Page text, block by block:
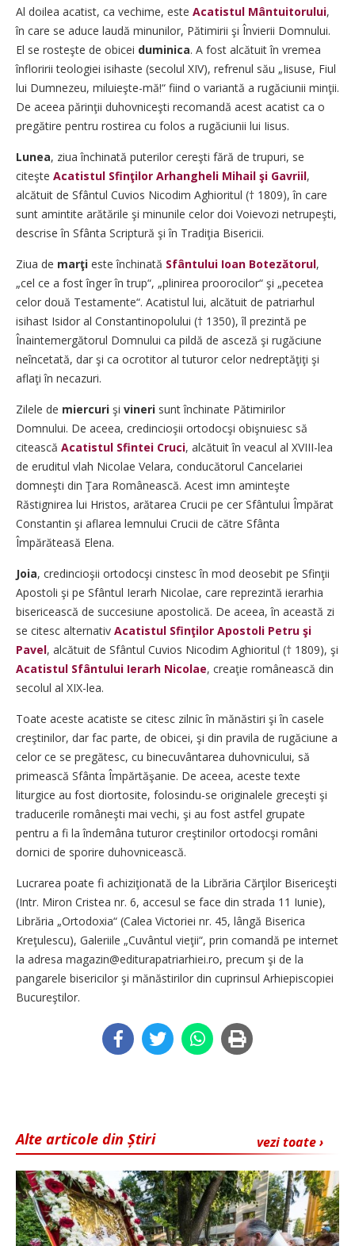
Al doilea acatist, ca vechime, este Acatistul Mântuitorului,
în care se aduce laudă minunilor, Pătimirii şi Învierii Domnului.
El se rosteşte de obicei duminica. A fost alcătuit în vremea
înfloririi teologiei isihaste (secolul XIV), refrenul său „Iisuse, Fiul
lui Dumnezeu, miluieşte-mă!“ fiind o variantă a rugăciunii minţii.
De aceea părinţii duhovniceşti recomandă acest acatist ca o
pregătire pentru rostirea cu folos a rugăciunii lui Iisus.
Lunea, ziua închinată puterilor cereşti fără de trupuri, se
citeşte Acatistul Sfinţilor Arhangheli Mihail şi Gavriil,
alcătuit de Sfântul Cuvios Nicodim Aghioritul († 1809), în care
sunt amintite arătările şi minunile celor doi Voievozi netrupeşti,
descrise în Sfânta Scriptură şi în Tradiţia Bisericii.
Ziua de marţi este închinată Sfântului Ioan Botezătorul,
„cel ce a fost înger în trup“, „plinirea proorocilor“ şi „pecetea
celor două Testamente“. Acatistul lui, alcătuit de patriarhul
isihast Isidor al Constantinopolului († 1350), îl prezintă pe
Înaintemergătorul Domnului ca pildă de asceză şi rugăciune
neîncetată, dar şi ca ocrotitor al tuturor celor nedreptăţiţi şi
aflaţi în necazuri.
Zilele de miercuri şi vineri sunt închinate Pătimirilor
Domnului. De aceea, credincioşii ortodocşi obişnuiesc să
citească Acatistul Sfintei Cruci, alcătuit în veacul al XVIII-lea
de eruditul vlah Nicolae Velara, conducătorul Cancelariei
domneşti din Ţara Românească. Acest imn aminteşte
Răstignirea lui Hristos, arătarea Crucii pe cer Sfântului Împărat
Constantin şi aflarea lemnului Crucii de către Sfânta
Împărăteasă Elena.
Joia, credincioşii ortodocşi cinstesc în mod deosebit pe Sfinţii
Apostoli şi pe Sfântul Ierarh Nicolae, care reprezintă ierarhia
bisericească de succesiune apostolică. De aceea, în această zi
se citesc alternativ Acatistul Sfinţilor Apostoli Petru şi
Pavel, alcătuit de Sfântul Cuvios Nicodim Aghioritul († 1809), şi
Acatistul Sfântului Ierarh Nicolae, creaţie românească din
secolul al XIX-lea.
Toate aceste acatiste se citesc zilnic în mănăstiri şi în casele
creştinilor, dar fac parte, de obicei, şi din pravila de rugăciune a
celor ce se pregătesc, cu binecuvântarea duhovnicului, să
primească Sfânta Împărtăşanie. De aceea, aceste texte
liturgice au fost diortosite, folosindu-se originalele greceşti şi
traducerile româneşti mai vechi, şi au fost astfel grupate
pentru a fi la îndemâna tuturor creştinilor ortodocşi români
dornici de sporire duhovnicească.
Lucrarea poate fi achiziţionată de la Librăria Cărţilor Bisericeşti
(Intr. Miron Cristea nr. 6, accesul se face din strada 11 Iunie),
Librăria „Ortodoxia“ (Calea Victoriei nr. 45, lângă Biserica
Kreţulescu), Galeriile „Cuvântul vieţii“, prin comandă pe internet
la adresa magazin@editurapatriarhiei.ro, precum şi de la
pangarele bisericilor şi mănăstirilor din cuprinsul Arhiepiscopiei
Bucureştilor.
vezi toate ›
Alte articole din Știri